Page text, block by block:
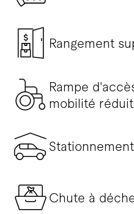
Rangement
Rampe
mobilité
Chute à